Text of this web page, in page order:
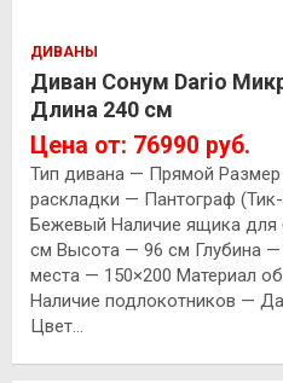
ДИВАНЫ
Диван Сонум Dario
Длина 240 см
Цена от: 76990 руб.
Тип дивана — Прямой
раскладки — Пантограф
Бежевый Наличие ящика
см Высота — 96 см Глубина
места — 150×200 Материал
Наличие подлокотников —
Цвет…